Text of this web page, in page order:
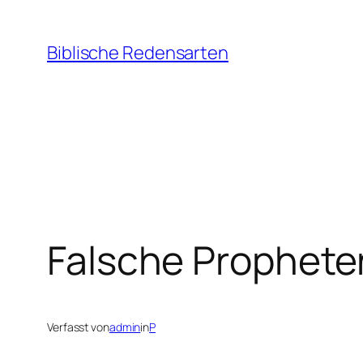
Inhalt
springen
Biblische Redensarten
Falsche
Verfasst vonadmininP